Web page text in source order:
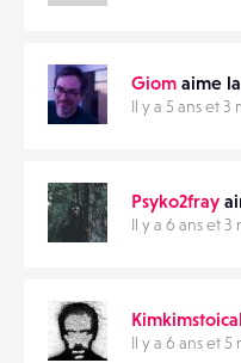
Giom aime
Il y a 5 ans et 3
Psyko2fray
Il y a 6 ans et 3
Kimkimstoical
Il y a 6 ans et 5